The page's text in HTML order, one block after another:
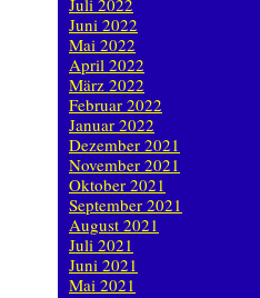
Juli 2022
Juni 2022
Mai 2022
April 2022
März 2022
Februar 2022
Januar 2022
Dezember 2021
November 2021
Oktober 2021
September 2021
August 2021
Juli 2021
Juni 2021
Mai 2021